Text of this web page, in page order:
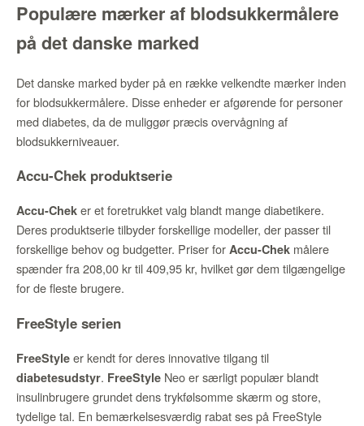
Populære mærker af blodsukkermålere
på det danske marked
Det danske marked byder på en række velkendte mærker inden
for blodsukkermålere. Disse enheder er afgørende for personer
med diabetes, da de muliggør præcis overvågning af
blodsukkerniveauer.
Accu-Chek produktserie
Accu-Chek er et foretrukket valg blandt mange diabetikere.
Deres produktserie tilbyder forskellige modeller, der passer til
forskellige behov og budgetter. Priser for Accu-Chek målere
spænder fra 208,00 kr til 409,95 kr, hvilket gør dem tilgængelige
for de fleste brugere.
FreeStyle serien
FreeStyle er kendt for deres innovative tilgang til
diabetesudstyr. FreeStyle Neo er særligt populær blandt
insulinbrugere grundet dens trykfølsomme skærm og store,
tydelige tal. En bemærkelsesværdig rabat ses på FreeStyle